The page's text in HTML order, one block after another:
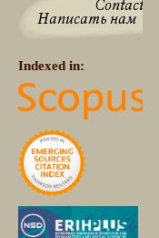
Indexed in: